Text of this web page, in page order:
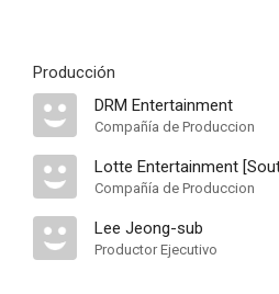
Producción
DRM Entertainment
Compañía de Produccion
Lotte Entertainment
Compañía de Produccion
Lee Jeong-sub
Productor Ejecutivo